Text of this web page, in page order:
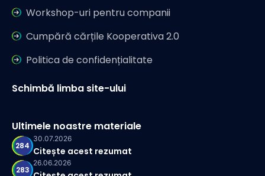
Workshop-uri pentru companii
Cumpără cărțile Kooperativa 2.0
Politica de confidențialitate
Schimbă limba site-ului
Ultimele noastre materiale
284
30.07.2026
Citește acest rezumat
283
26.06.2026